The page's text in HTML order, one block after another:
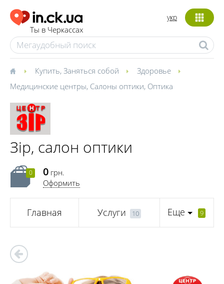
Ты в Черкассах
укр
Купить, Заняться собой
Здоровье
Медицинские центры, Салоны оптики, Оптика
Зір, салон оптики
0 0 грн.
Оформить
Главная Услуги 10 Еще 9